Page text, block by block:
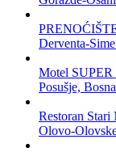
Derventa-
Motel SUPER
Posušje,
Restoran
Olovo-